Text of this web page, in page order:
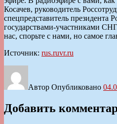
Косачев, руководитель
спецпредставитель президента
государствами-участниками
нас, спорьте с нами, но самое
Источник: rus.ruvr.ru
Автор Опубликовано
Добавить